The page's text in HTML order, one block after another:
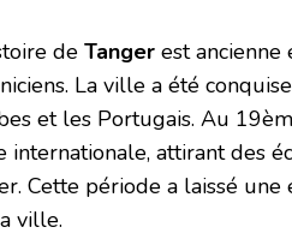
de Tanger est ancienne
La ville a été
et les Portugais. Au
internationale, attirant des
Cette période a laissé
ville.